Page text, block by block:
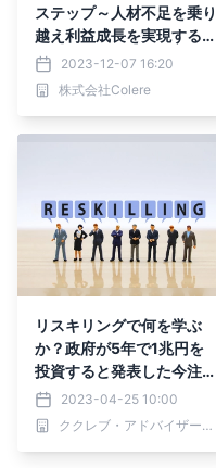
ステップ～人材不足を乗り
越え利益成長を実現するた
めに～2023-12-07 16:20
株式会社Colere
リスキリングで何を学ぶ
か？政府が5年で1兆円を
投資すると発表した今注目
の話題に関するレポートを
公表
2023-04-25 10:00
ククレブ・アドバイザーズ株式会社